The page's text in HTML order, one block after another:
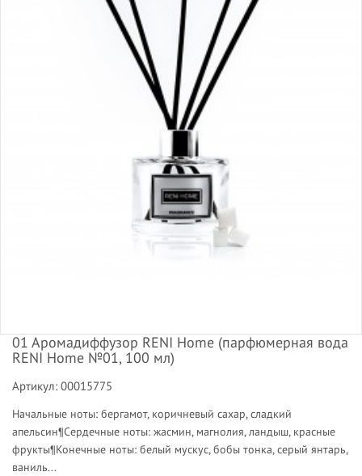
01 Аромадиффузор RENI Home (парфюмерная вода
RENI Home №01, 100 мл)
Артикул: 00015775
Начальные ноты: бергамот, коричневый сахар, сладкий
апельсин¶Сердечные ноты: жасмин, магнолия, ландыш, красные
фрукты¶Конечные ноты: белый мускус, бобы тонка, серый янтарь,
ваниль...